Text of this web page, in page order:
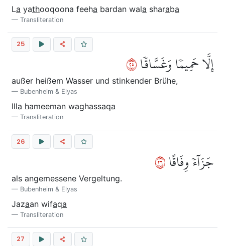
La yathooqoona feeha bardan wala sharaba
Transliteration
25
إِلَّا حَمِيمٗا وَغَسَّاقٗا٥٢
außer heißem Wasser und stinkender Brühe,
Bubenheim & Elyas
Illa hameeman waghassaqa
Transliteration
26
جَزَآءٗ وِفَاقًا٦٢
als angemessene Vergeltung.
Bubenheim & Elyas
Jazaan wifaqa
Transliteration
27